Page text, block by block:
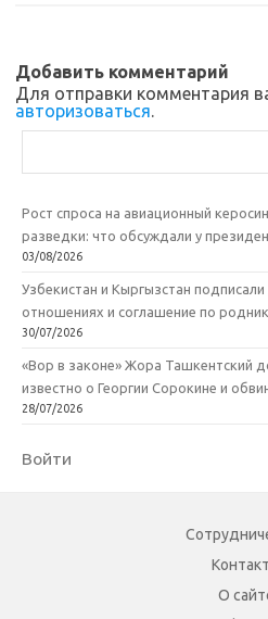
i
Добавить комментарий
Для отправки комментария
авторизоваться.
Рост спроса на авиационный
разведки: что обсуждали у
03/08/2026
Узбекистан и Кыргызстан
отношениях и соглашение по
30/07/2026
«Вор в законе» Жора Ташкентский
известно о Георгии Сорокине и
28/07/2026
Войти
О